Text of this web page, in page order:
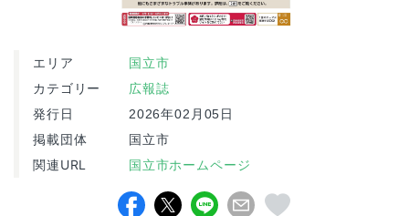
エリア 国立市
カテゴリー 広報誌
発行日 2026年02月05日
掲載団体 国立市
関連URL 国立市ホームページ